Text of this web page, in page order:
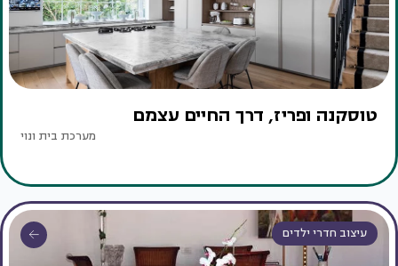
טוסקנה ופריז, דרך החיים עצמם
מערכת בית ונוי
עיצוב חדרי ילדים